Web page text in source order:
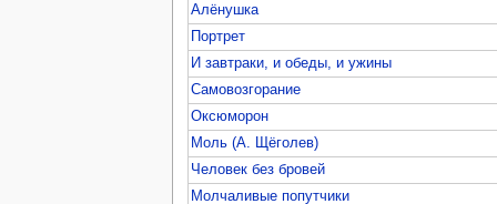
Алёнушка
Портрет
И завтраки, и обеды, и ужины
Самовозгорание
Оксюморон
Моль (А. Щёголев)
Человек без бровей
Молчаливые попутчики